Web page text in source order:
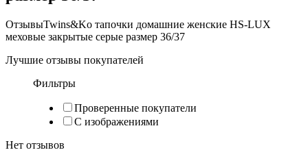
ОтзывыTwins&Ko тапочки домашние женские HS-LUX
меховые закрытые серые размер 36/37
Лучшие отзывы покупателей
Фильтры
Проверенные покупатели
С изображениями
Нет отзывов